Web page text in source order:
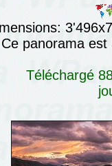
panorama est
Téléchargé